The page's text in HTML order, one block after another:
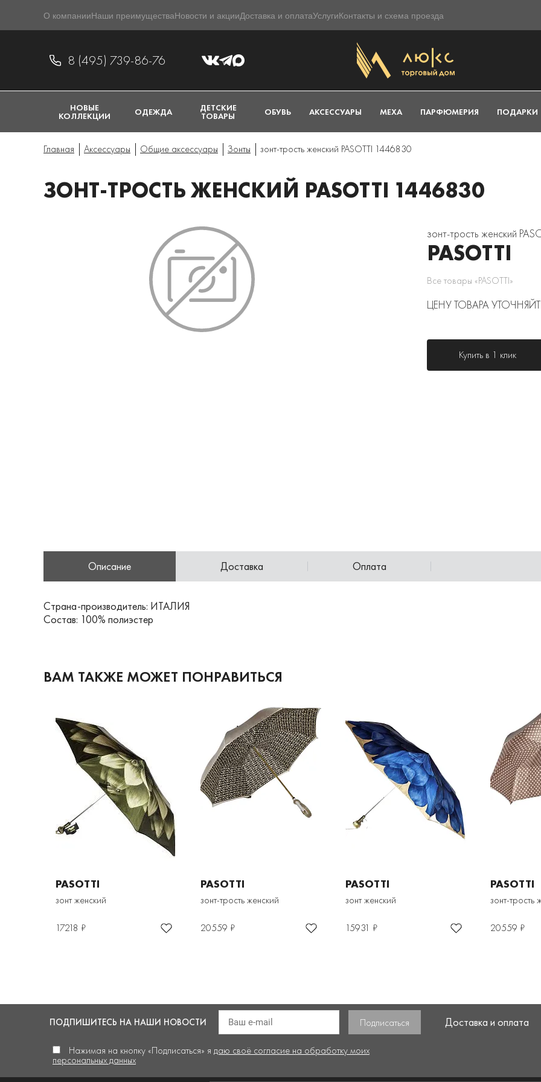
О компанииНаши преимуществаНовости и акцииДоставка и оплатаУслугиКонтакты и схема проезда
8 (495) 739-86-76
НОВЫЕ
КОЛЛЕКЦИИ ОДЕЖДА ДЕТСКИЕ
ТОВАРЫ ОБУВЬ АКСЕССУАРЫ МЕХА ПАРФЮМЕРИЯ ПОДАРКИ
Главная Аксессуары Общие аксессуары Зонты зонт-трость женский PASOTTI 1446830
ЗОНТ-ТРОСТЬ ЖЕНСКИЙ PASOTTI 1446830
зонт-трость женский
PASOTTI
Все товары «PASOTTI»
ЦЕНУ ТОВАРА
Купить в 1 клик
Описание Доставка Оплата
Страна-производитель: ИТАЛИЯ
Состав: 100% полиэстер
ВАМ ТАКЖЕ МОЖЕТ ПОНРАВИТЬСЯ
PASOTTI
зонт женский
17218 ₽
PASOTTI
зонт-трость женский
20559 ₽
PASOTTI
зонт женский
15931 ₽
PASOTTI
зонт-трость
20559 ₽
ПОДПИШИТЕСЬ НА НАШИ НОВОСТИ
Нажимая на кнопку «Подписаться» я даю своё согласие на обработку моих
персональных данных
Доставка и оплата